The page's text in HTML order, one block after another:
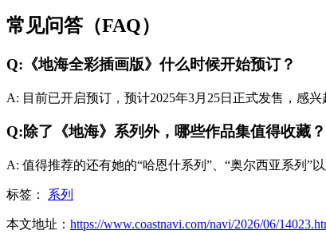
常见问答（FAQ）
Q:《地海全彩插画版》什么时候开始预订？
A: 目前已开启预订，预计2025年3月25日正式发售，感
Q:除了《地海》系列外，哪些作品集值得收藏？
A: 值得推荐的还有她的“哈恩什系列”、“奥尔西亚系列”
标签： 系列
本文地址： https://www.coastnavi.com/navi/2026/06/